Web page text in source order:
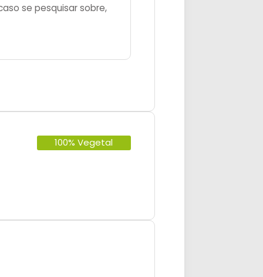
se pesquisar sobre,
100% Vegetal